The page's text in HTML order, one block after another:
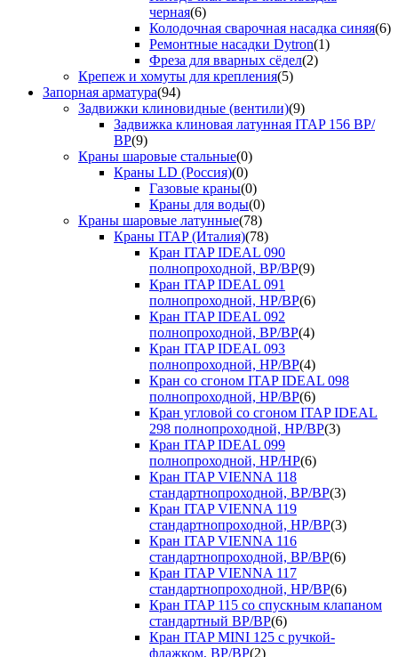
черная(6)
Колодочная сварочная насадка синяя(6)
Ремонтные насадки Dytron(1)
Фреза для вварных сёдел(2)
Крепеж и хомуты для крепления(5)
Запорная арматура(94)
Задвижки клиновидные (вентили)(9)
Задвижка клиновая латунная ITAP 156 ВР/
ВР(9)
Краны шаровые стальные(0)
Краны LD (Россия)(0)
Газовые краны(0)
Краны для воды(0)
Краны шаровые латунные(78)
Краны ITAP (Италия)(78)
Кран ITAP IDEAL 090
полнопроходной, ВР/ВР(9)
Кран ITAP IDEAL 091
полнопроходной, НР/ВР(6)
Кран ITAP IDEAL 092
полнопроходной, ВР/ВР(4)
Кран ITAP IDEAL 093
полнопроходной, НР/ВР(4)
Кран со сгоном ITAP IDEAL 098
полнопроходной, НР/ВР(6)
Кран угловой со сгоном ITAP IDEAL
298 полнопроходной, НР/ВР(3)
Кран ITAP IDEAL 099
полнопроходной, НР/НР(6)
Кран ITAP VIENNA 118
стандартнопроходной, ВР/ВР(3)
Кран ITAP VIENNA 119
стандартнопроходной, НР/ВР(3)
Кран ITAP VIENNA 116
стандартнопроходной, ВР/ВР(6)
Кран ITAP VIENNA 117
стандартнопроходной, НР/ВР(6)
Кран ITAP 115 со спускным клапаном
стандартный ВР/ВР(6)
Кран ITAP MINI 125 с ручкой-
флажком, ВР/ВР(2)